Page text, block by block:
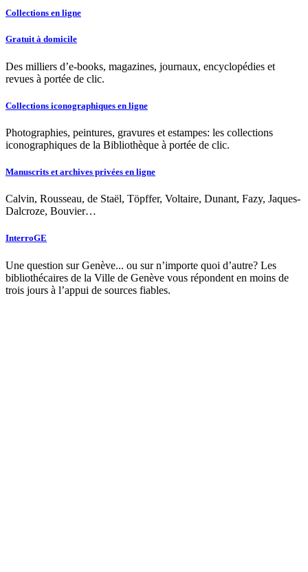
Collections en ligne
Gratuit à domicile
Des milliers d’e-books, magazines, journaux, encyclopédies et
revues à portée de clic.
Collections iconographiques en ligne
Photographies, peintures, gravures et estampes: les collections
iconographiques de la Bibliothèque à portée de clic.
Manuscrits et archives privées en ligne
Calvin, Rousseau, de Staël, Töpffer, Voltaire, Dunant, Fazy, Jaques-
Dalcroze, Bouvier…
InterroGE
Une question sur Genève... ou sur n’importe quoi d’autre? Les
bibliothécaires de la Ville de Genève vous répondent en moins de
trois jours à l’appui de sources fiables.